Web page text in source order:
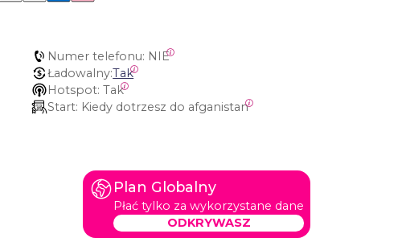
Numer telefonu: NIE
Ładowalny:Tak
Hotspot: Tak
Start: Kiedy dotrzesz do afganistan
Plan Globalny
Płać tylko za wykorzystane dane
ODKRYWASZ